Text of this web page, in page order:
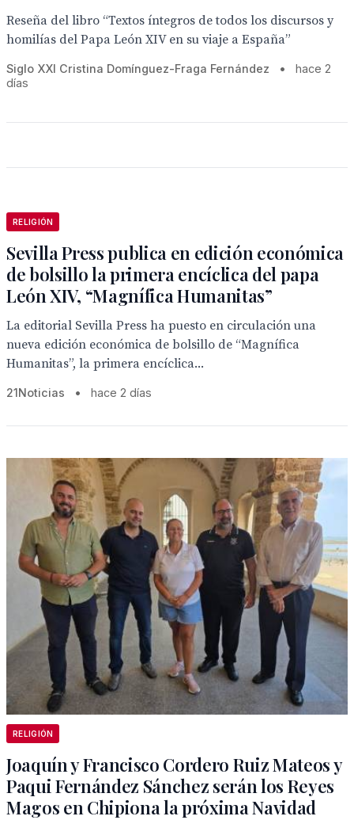
Reseña del libro “Textos íntegros de todos los discursos y
homilías del Papa León XIV en su viaje a España”
Siglo XXI Cristina Domínguez-Fraga Fernández •
hace 2
días
RELIGIÓN
Sevilla Press publica en edición económica
de bolsillo la primera encíclica del papa
León XIV, “Magnífica Humanitas”
La editorial Sevilla Press ha puesto en circulación una
nueva edición económica de bolsillo de “Magnífica
Humanitas”, la primera encíclica...
21Noticias • hace 2 días
RELIGIÓN
Joaquín y Francisco Cordero Ruiz Mateos y
Paqui Fernández Sánchez serán los Reyes
Magos en Chipiona la próxima Navidad